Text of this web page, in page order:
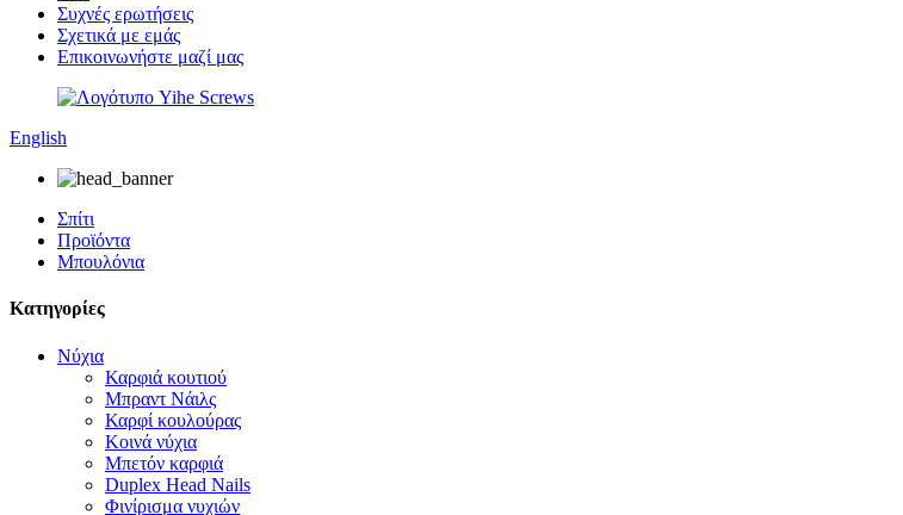
Συχνές ερωτήσεις
Σχετικά με εμάς
Επικοινωνήστε μαζί μας
English
Σπίτι
Προϊόντα
Μπουλόνια
Κατηγορίες
Νύχια
Καρφιά κουτιού
Μπραντ Νάιλς
Καρφί κουλούρας
Κοινά νύχια
Μπετόν καρφιά
Duplex Head Nails
Φινίρισμα νυχιών